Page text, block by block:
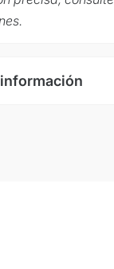
de hongo